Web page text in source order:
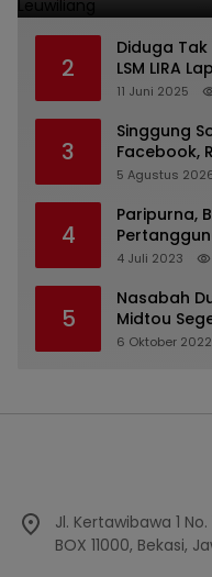
2
Diduga Tak
LSM LIRA
Kejaksaan
11 Juni 2025
3
Singgung
Facebook,
PDA dan
5 Agustus
4
Paripurna,
2022
4 Juli 2023
5
Nasabah
Midtou
6 Oktober 2022
Jl. Kertawibawa 1
BOX 11000, Bekasi,